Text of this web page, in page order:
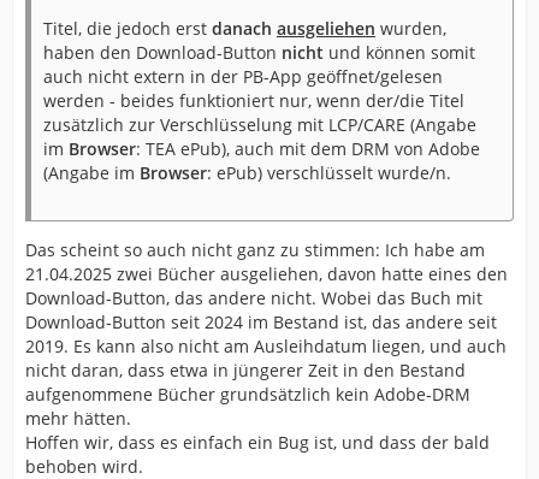
Titel, die jedoch erst danach ausgeliehen wurden,
haben den Download-Button nicht und können somit
auch nicht extern in der PB-App geöffnet/gelesen
werden - beides funktioniert nur, wenn der/die Titel
zusätzlich zur Verschlüsselung mit LCP/CARE (Angabe
im Browser: TEA ePub), auch mit dem DRM von Adobe
(Angabe im Browser: ePub) verschlüsselt wurde/n.
Das scheint so auch nicht ganz zu stimmen: Ich habe am
21.04.2025 zwei Bücher ausgeliehen, davon hatte eines den
Download-Button, das andere nicht. Wobei das Buch mit
Download-Button seit 2024 im Bestand ist, das andere seit
2019. Es kann also nicht am Ausleihdatum liegen, und auch
nicht daran, dass etwa in jüngerer Zeit in den Bestand
aufgenommene Bücher grundsätzlich kein Adobe-DRM
mehr hätten.
Hoffen wir, dass es einfach ein Bug ist, und dass der bald
behoben wird.